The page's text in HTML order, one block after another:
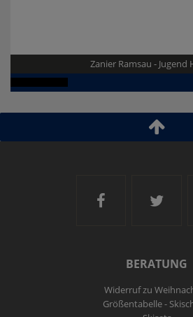
Zanier Ramsau - Jugend
Artikel-ID: 111770
Ski and More
Ski
BERATUNG
Widerruf zu
Größentabelle -